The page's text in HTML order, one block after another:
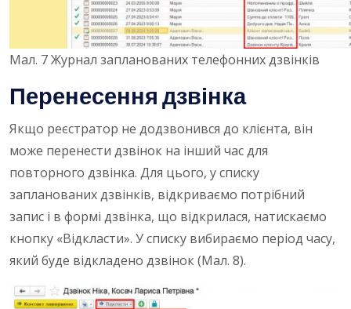
Мал. 7 Журнал запланованих телефонних дзвінків
Перенесення дзвінка
Якщо реєстратор не додзвонився до клієнта, він
може перенести дзвінок на інший час для
повторного дзвінка. Для цього, у списку
запланованих дзвінків, відкриваємо потрібний
запис і в формі дзвінка, що відкрилася, натискаємо
кнопку «Відкласти». У списку вибираємо період часу,
який буде відкладено дзвінок (Мал. 8).